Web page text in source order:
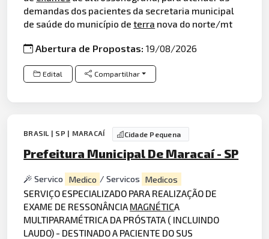
demandas dos pacientes da secretaria municipal
de saúde do município deterra nova do norte/mt
Abertura de Propostas:19/08/2026
Edital Compartilhar
BRASIL | SP | MARACAÍ Cidade Pequena
Prefeitura Municipal De Maracaí - SP
Servico Medico / Servicos Medicos
SERVIÇO ESPECIALIZADO PARA REALIZAÇÃO DE
EXAME DE RESSONÂNCIA MAGNÉTICA
MULTIPARAMÉTRICA DA PRÓSTATA ( INCLUINDO
LAUDO) - DESTINADO A PACIENTE DO SUS